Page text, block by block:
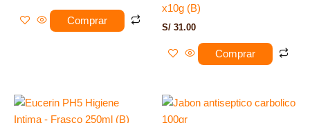
Comprar
x10g (B)
S/ 31.00
Comprar